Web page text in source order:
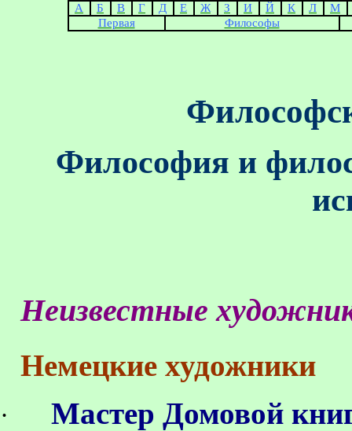
А Б В Г Д Е Ж З И Й К Л
М
Первая
Философы
Философия и
Неизвестные
Немецкие художники
·
Мастер Домовой